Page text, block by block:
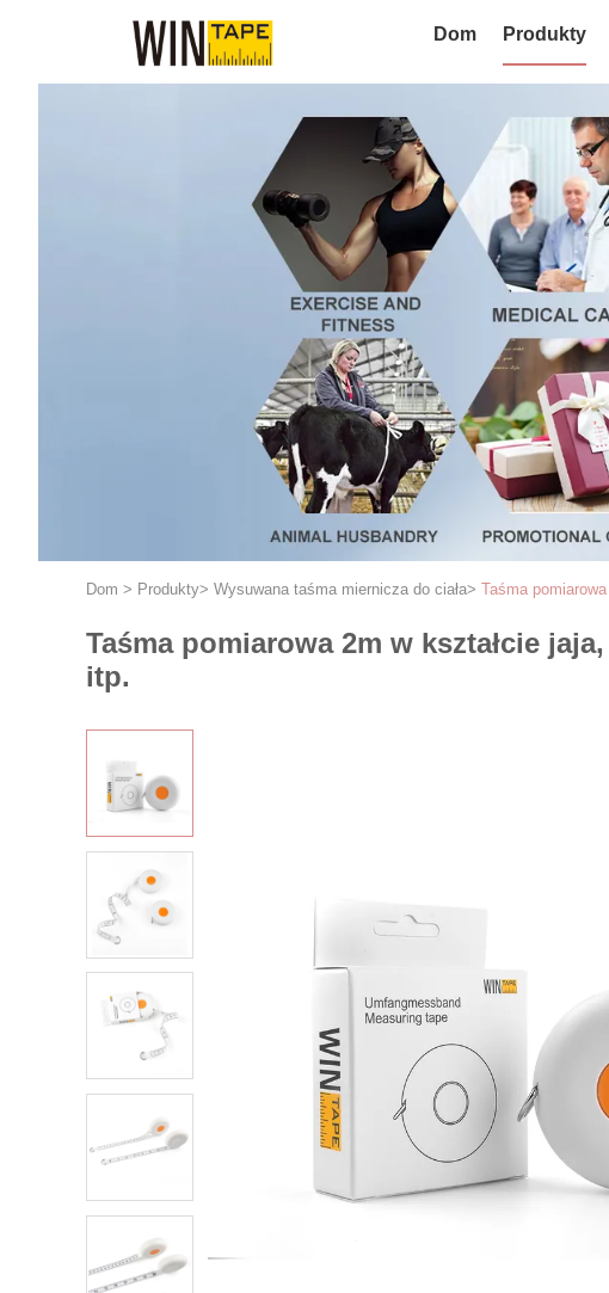
Dom Produkty
Dom > Produkty> Wysuwana taśma miernicza do ciała> Taśma
Taśma pomiarowa 2m w kształcie
itp.